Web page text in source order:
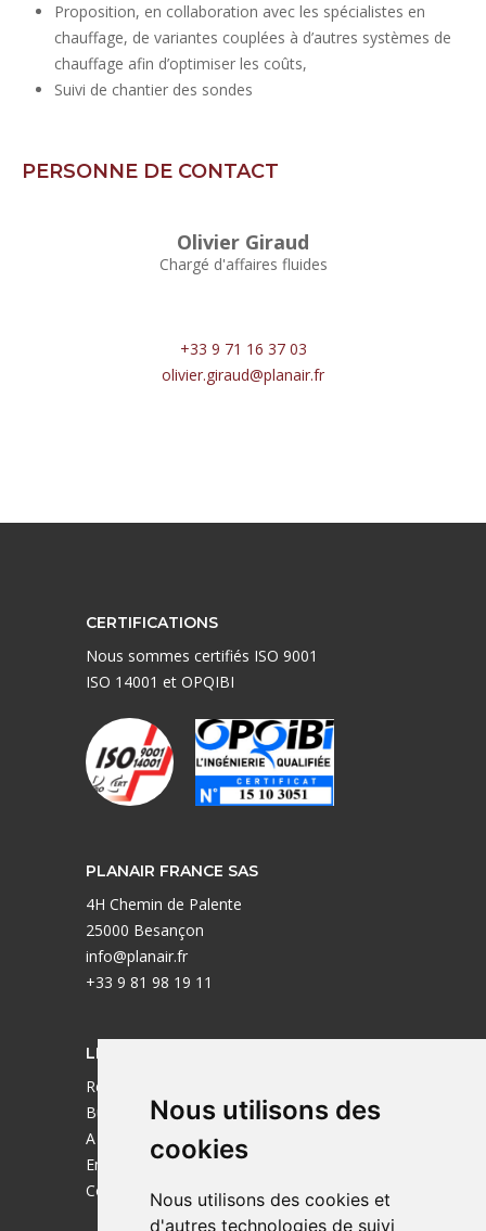
Nous utilisons des
cookies
Nous utilisons des cookies et
d'autres technologies de suivi
Proposition, en collaboration avec les spécialistes en
chauffage, de variantes couplées à d’autres systèmes de
chauffage afin d’optimiser les coûts,
Suivi de chantier des sondes
PERSONNE DE CONTACT
Olivier Giraud
Chargé d'affaires fluides
+33 9 71 16 37 03
olivier.giraud@planair.fr
CERTIFICATIONS
Nous sommes certifiés ISO 9001
ISO 14001 et OPQIBI
PLANAIR FRANCE SAS
4H Chemin de Palente
25000 Besançon
info@planair.fr
+33 9 81 98 19 11
LIENS UTILES
Réalisations
Bureaux
A propos
Emplois
Contact